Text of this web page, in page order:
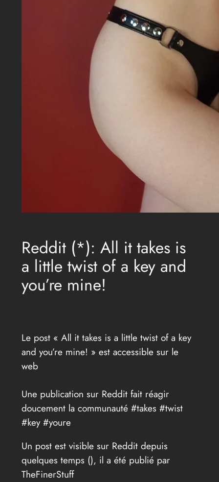
Reddit (*): All it takes is
a little twist of a key and
you’re mine!
Le post « All it takes is a little twist of a key
and you’re mine! » est accessible sur le
web
Une publication sur Reddit fait réagir
doucement la communauté #takes #twist
#key #youre
Un post est visible sur Reddit depuis
quelques temps (), il a été publié par
TheFinerStuff